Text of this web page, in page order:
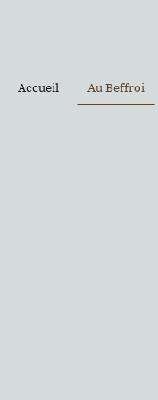
Accueil Au Beffroi